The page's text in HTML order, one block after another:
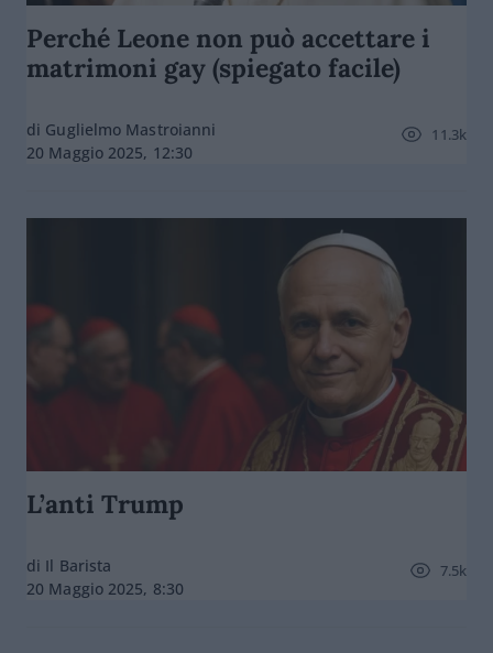
Perché Leone non può accettare i
matrimoni gay (spiegato facile)
di Guglielmo Mastroianni
20 Maggio 2025, 12:30
11.3k
L’anti Trump
di Il Barista
20 Maggio 2025, 8:30
7.5k